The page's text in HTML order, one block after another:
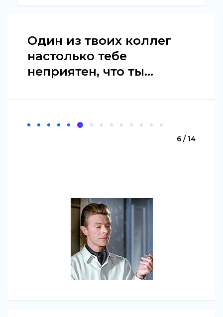
Один из твоих коллег
настолько тебе
неприятен, что ты...
6 / 14